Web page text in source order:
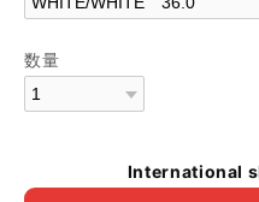
数量
International